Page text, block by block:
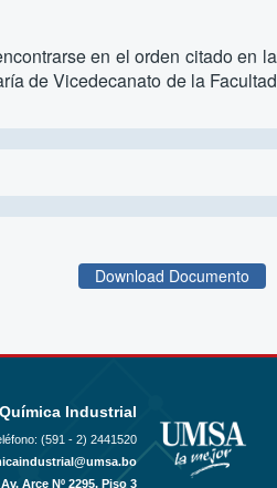
en el orden citado en la
de Vicedecanato de la Facultad
Download Documento
Industrial
(591 - 2) 2441520
Av. Arce Nº 2295, Piso 3